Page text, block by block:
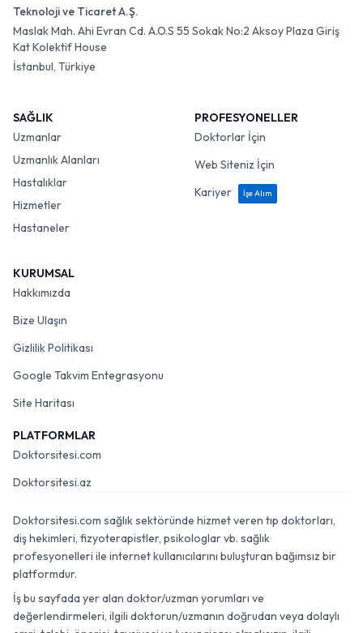
Teknoloji ve Ticaret A.Ş.
Maslak Mah. Ahi Evran Cd. A.O.S 55 Sokak No:2 Aksoy Plaza Giriş
Kat Kolektif House
İstanbul, Türkiye
SAĞLIK
Uzmanlar
Uzmanlık Alanları
Hastalıklar
Hizmetler
Hastaneler
PROFESYONELLER
Doktorlar İçin
Web Siteniz İçin
Kariyer
İşe Alım
KURUMSAL
Hakkımızda
Bize Ulaşın
Gizlilik Politikası
Google Takvim Entegrasyonu
Site Haritası
PLATFORMLAR
Doktorsitesi.com
Doktorsitesi.az
Doktorsitesi.com sağlık sektöründe hizmet veren tıp doktorları,
diş hekimleri, fizyoterapistler, psikologlar vb. sağlık
profesyonelleri ile internet kullanıcılarını buluşturan bağımsız bir
platformdur.
İş bu sayfada yer alan doktor/uzman yorumları ve
değerlendirmeleri, ilgili doktorun/uzmanın doğrudan veya dolaylı